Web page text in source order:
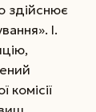
здійснює
І.